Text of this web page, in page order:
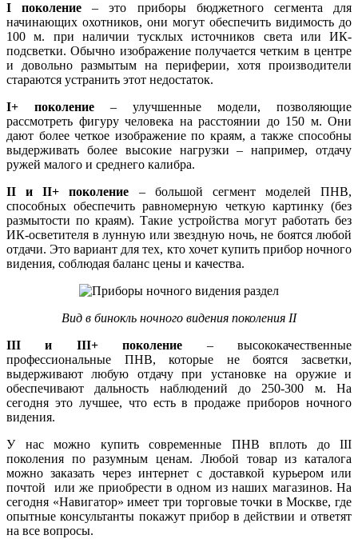
I поколение – это приборы бюджетного сегмента для
начинающих охотников, они могут обеспечить видимость до
100 м. при наличии тусклых источников света или ИК-
подсветки. Обычно изображение получается четким в центре
и довольно размытым на периферии, хотя производители
стараются устранить этот недостаток.
I+ поколение – улучшенные модели, позволяющие
рассмотреть фигуру человека на расстоянии до 150 м. Они
дают более четкое изображение по краям, а также способны
выдерживать более высокие нагрузки – например, отдачу
ружей малого и среднего калибра.
II и II+ поколение – большой сегмент моделей ПНВ,
способных обеспечить равномерную четкую картинку (без
размытости по краям). Такие устройства могут работать без
ИК-осветителя в лунную или звездную ночь, не боятся любой
отдачи. Это вариант для тех, кто хочет купить прибор ночного
видения, соблюдая баланс цены и качества.
Вид в бинокль ночного видения поколения II
III и III+ поколение – высококачественные
профессиональные ПНВ, которые не боятся засветки,
выдерживают любую отдачу при установке на оружие и
обеспечивают дальность наблюдений до 250-300 м. На
сегодня это лучшее, что есть в продаже приборов ночного
видения.
У нас можно купить современные ПНВ вплоть до III
поколения по разумным ценам. Любой товар из каталога
можно заказать через интернет с доставкой курьером или
почтой или же приобрести в одном из наших магазинов. На
сегодня «Навигатор» имеет три торговые точки в Москве, где
опытные консультанты покажут прибор в действии и ответят
на все вопросы.